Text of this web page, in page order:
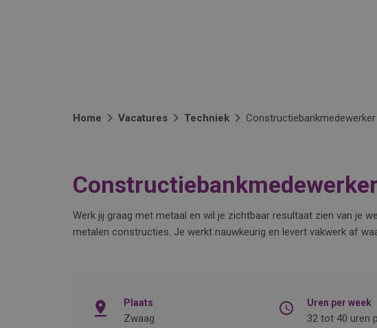
Home Vacatures Techniek
Constructiebankmedewerker
Werk jij graag met metaal en wil je zichtbaar resultaat zien van je
metalen constructies. Je werkt nauwkeurig en levert vakwerk af
Plaats
Zwaag
Uren per week
32 tot 40 uren